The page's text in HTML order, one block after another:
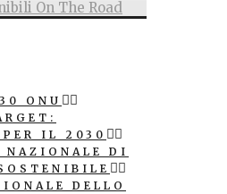
On The Road
ONU
IL 2030
NAZIONALE DI
DELLO